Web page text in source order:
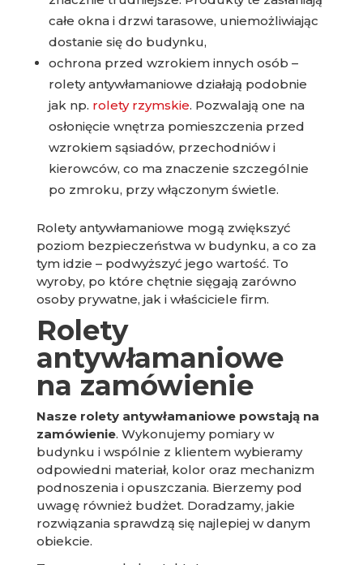
całe okna i drzwi tarasowe, uniemożliwiając
dostanie się do budynku,
ochrona przed wzrokiem innych osób –
rolety antywłamaniowe działają podobnie
jak np. rolety rzymskie. Pozwalają one na
osłonięcie wnętrza pomieszczenia przed
wzrokiem sąsiadów, przechodniów i
kierowców, co ma znaczenie szczególnie
po zmroku, przy włączonym świetle.
Rolety antywłamaniowe mogą zwiększyć
poziom bezpieczeństwa w budynku, a co za
tym idzie – podwyższyć jego wartość. To
wyroby, po które chętnie sięgają zarówno
osoby prywatne, jak i właściciele firm.
Rolety
antywłamaniowe
na zamówienie
Nasze rolety antywłamaniowe powstają na
zamówienie. Wykonujemy pomiary w
budynku i wspólnie z klientem wybieramy
odpowiedni materiał, kolor oraz mechanizm
podnoszenia i opuszczania. Bierzemy pod
uwagę również budżet. Doradzamy, jakie
rozwiązania sprawdzą się najlepiej w danym
obiekcie.